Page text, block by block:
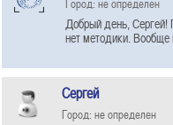
Добрый день, Сергей!
нет методики. Вообще
Сергей
Город: не определен